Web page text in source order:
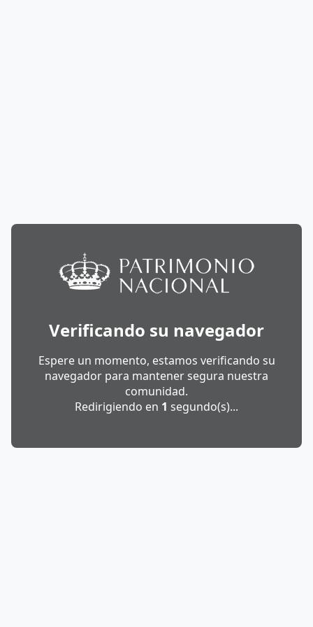
Verificando su navegador
Espere un momento, estamos verificando su
navegador para mantener segura nuestra
comunidad.
Redirigiendo en 1 segundo(s)...